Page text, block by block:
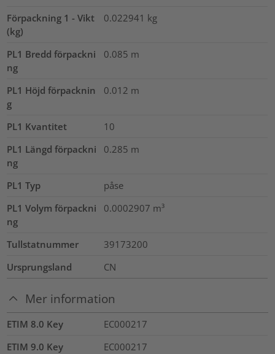
Förpackning 1 - Vikt
(kg)
0.022941 kg
PL1 Bredd förpackni
ng
0.085 m
PL1 Höjd förpacknin
g
0.012 m
PL1 Kvantitet
10
PL1 Längd förpackni
ng
0.285 m
PL1 Typ
påse
PL1 Volym förpackni
ng
0.0002907 m³
Tullstatnummer
39173200
Ursprungsland
CN
Mer information
ETIM 8.0 Key
EC000217
ETIM 9.0 Key
EC000217